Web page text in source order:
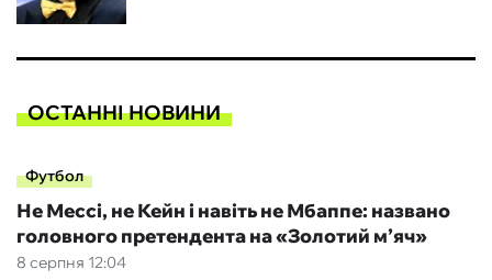
ОСТАННІ НОВИНИ
Футбол
8 серпня 12:04
Не Мессі, не Кейн і навіть не Мбаппе: названо
головного претендента на «Золотий м’яч»